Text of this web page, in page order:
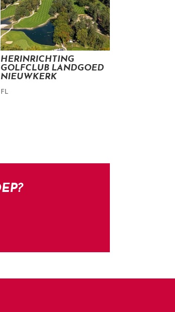
HERINRICHTING
GOLFCLUB LANDGOED
NIEUWKERK
FL